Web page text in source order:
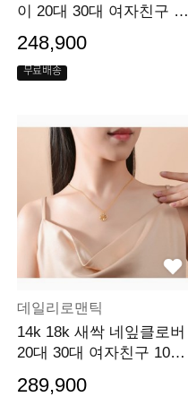
이 20대 30대 여자친구 생
일선물
248,900
무료배송
데일리로맨틱
14k 18k 새싹 네잎클로버
20대 30대 여자친구 100
289,900